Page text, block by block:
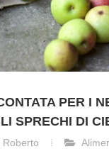
PER I
SPRECHI DI
Roberto